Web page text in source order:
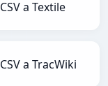
CSV a Textile
CSV a TracWiki